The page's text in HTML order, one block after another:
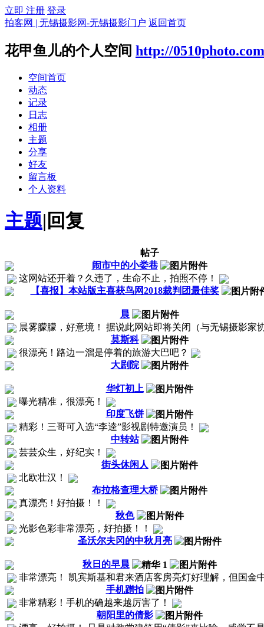
立即 注册 登录
拍客网 | 无锡摄影网-无锡摄影门户 返回首页
花甲鱼儿的个人空间 http://
空间首页
动态
记录
日志
相册
主题
分享
好友
留言板
个人资料
主题| 回复
帖子
闹市中的小娄巷
这网站还开着？久违了，生命不止，拍照不停！
【喜报】本站版主喜获鸟网2018裁判团最佳奖
晨
晨雾朦朦，好意境！ 据说此网站即将关闭（与无锡摄影
莫斯科
很漂亮！路边一溜是停着的旅游大巴吧？
大剧院
华灯初上
曝光精准，很漂亮！
印度飞饼
精彩！三哥可入选“李逵”影视剧特邀演员！
中转站
芸芸众生，好纪实！
街头休闲人
北欧壮汉！
布拉格查理大桥
真漂亮！好拍摄！！
秋色
光影色彩非常漂亮，好拍摄！！
圣沃尔夫冈的中秋月亮
秋日的早晨
非常漂亮！ 凯宾斯基和君来酒店客房亮灯好理解，但国
手机蹭拍
非常精彩！手机的确越来越厉害了！
朝阳里的倩影